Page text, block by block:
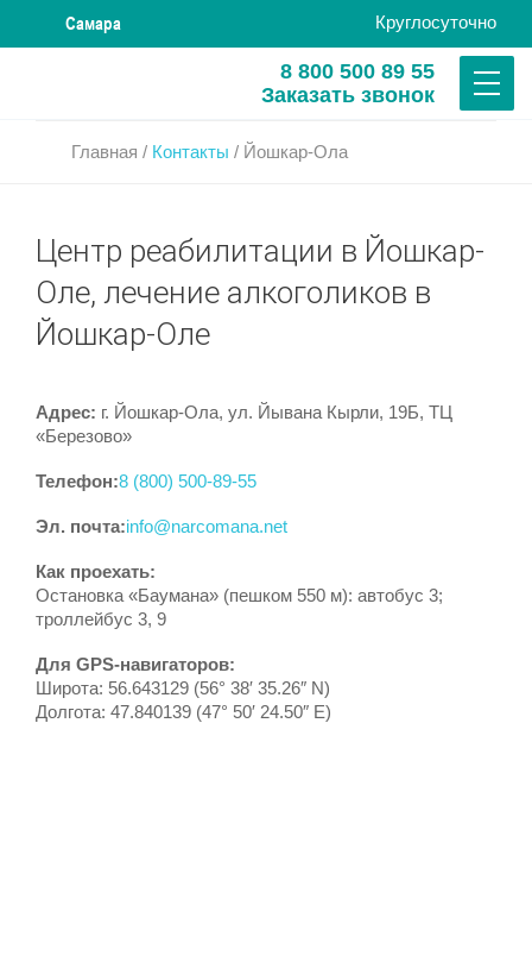
Самара Круглосуточно
8 800 500 89 55
Заказать звонок
Главная / Контакты / Йошкар-Ола
Центр реабилитации в Йошкар-
Оле, лечение алкоголиков в
Йошкар-Оле
Адрес: г. Йошкар-Ола, ул. Йывана Кырли, 19Б, ТЦ
«Березово»
Телефон:8 (800) 500-89-55
Эл. почта:info@narcomana.net
Как проехать:
Остановка «Баумана» (пешком 550 м): автобус 3;
троллейбус 3, 9
Для GPS-навигаторов:
Широта: 56.643129 (56° 38′ 35.26″ N)
Долгота: 47.840139 (47° 50′ 24.50″ E)